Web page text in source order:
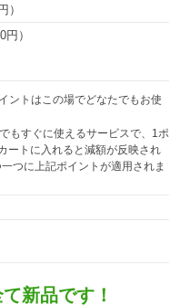
）
）
ントはこの場でどなたでもお使
もすぐに使えるサービスで、1ポ
ートに入れると減額が反映され
つに上記ポイントが適用されま
新品です！